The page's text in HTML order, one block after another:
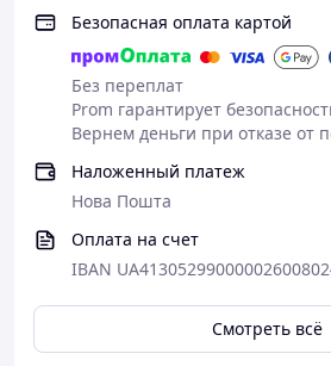
Безопасная оплата картой
Без переплат
Prom гарантирует
Вернем деньги при отказе от
Наложенный платеж
Нова Пошта
Оплата на счет
IBAN
Смотреть всё